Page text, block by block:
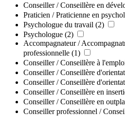
Conseiller / Conseillère en
Praticien / Praticienne en
Psychologue du travail (2)
Psychologue (2)
Accompagnateur /
professionnelle (1)
Conseiller / Conseillère à
Conseiller / Conseillère
Conseiller / Conseillère
Conseiller / Conseillère en
Conseiller / Conseillère en
Conseiller professionnel /